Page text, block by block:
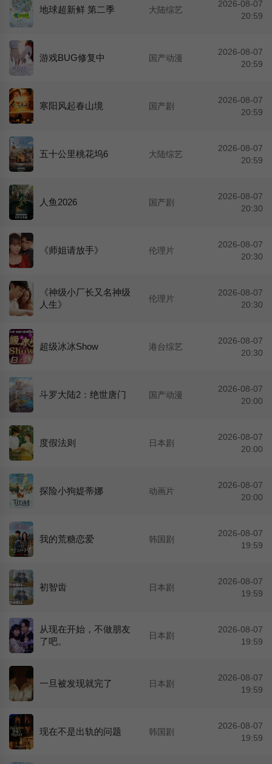
地球超新鲜 第二季 大陆综艺
2026-08-07
20:59
游戏BUG修复中 国产动漫
2026-08-07
20:59
寒阳风起春山境 国产剧
2026-08-07
20:59
五十公里桃花坞6 大陆综艺
2026-08-07
20:59
人鱼2026 国产剧
2026-08-07
20:30
《师姐请放手》 伦理片
2026-08-07
20:30
《神级小厂长又名神级
人生》
伦理片
2026-08-07
20:30
超级冰冰Show 港台综艺
2026-08-07
20:30
斗罗大陆2：绝世唐门 国产动漫
2026-08-07
20:00
度假法则 日本剧
2026-08-07
20:00
探险小狗媞蒂娜 动画片
2026-08-07
20:00
我的荒糖恋爱 韩国剧
2026-08-07
19:59
初智齿 日本剧
2026-08-07
19:59
从现在开始，不做朋友
了吧。
日本剧
2026-08-07
19:59
一旦被发现就完了 日本剧
2026-08-07
19:59
现在不是出轨的问题 韩国剧
2026-08-07
19:59